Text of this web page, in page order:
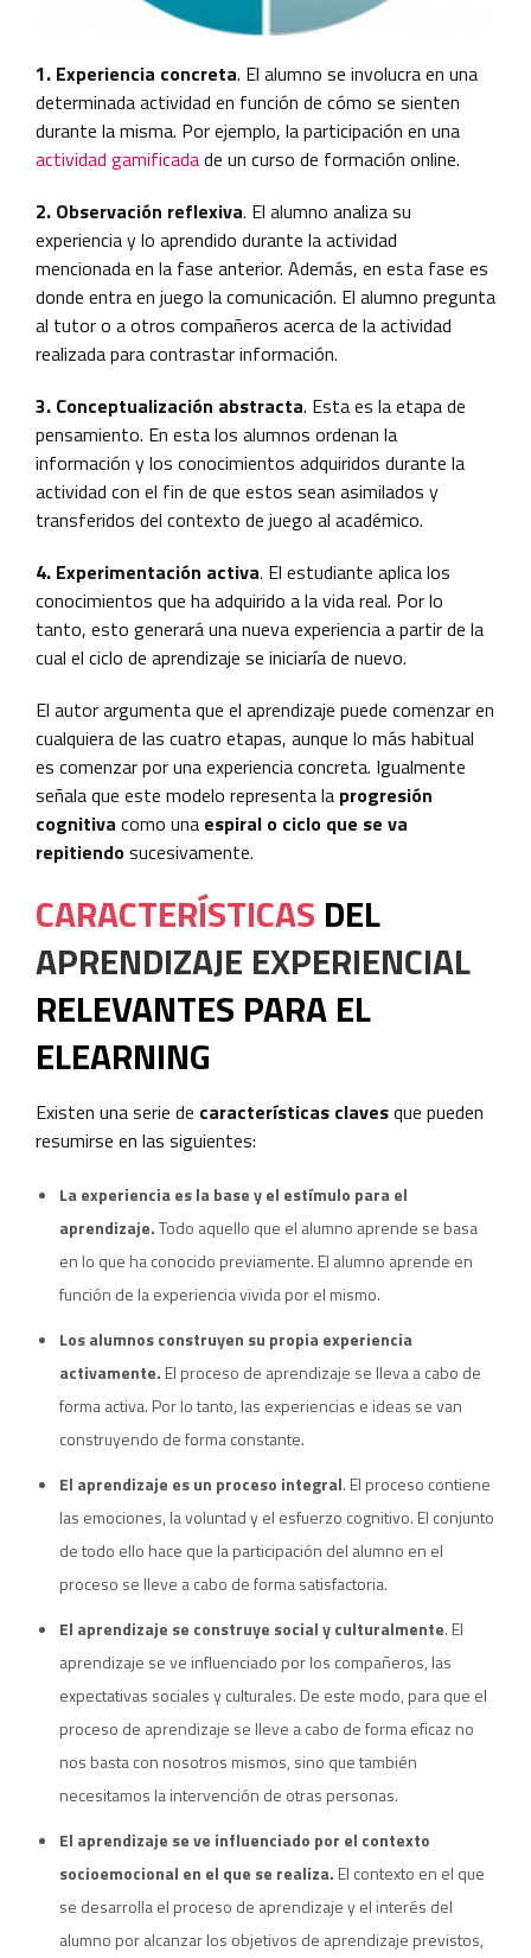
1. Experiencia concreta. El alumno se involucra en una
determinada actividad en función de cómo se sienten
durante la misma. Por ejemplo, la participación en una
actividad gamificadade un curso de formación online.
2. Observación reflexiva. El alumno analiza su
experiencia y lo aprendido durante la actividad
mencionada en la fase anterior. Además, en esta fase es
donde entra en juego la comunicación. El alumno pregunta
al tutor o a otros compañeros acerca de la actividad
realizada para contrastar información.
3. Conceptualización abstracta. Esta es la etapa de
pensamiento. En esta los alumnos ordenan la
información y los conocimientos adquiridos durante la
actividad con el fin de que estos sean asimilados y
transferidos del contexto de juego al académico.
4. Experimentación activa. El estudiante aplica los
conocimientos que ha adquirido a la vida real. Por lo
tanto, esto generará una nueva experiencia a partir de la
cual el ciclo de aprendizaje se iniciaría de nuevo.
El autor argumenta que el aprendizaje puede comenzar en
cualquiera de las cuatro etapas, aunque lo más habitual
es comenzar por una experiencia concreta. Igualmente
señala que este modelo representa la progresión
cognitiva como una espiral o ciclo que se va
repitiendosucesivamente.
CARACTERÍSTICAS DEL
APRENDIZAJE EXPERIENCIAL
RELEVANTES PARA EL
ELEARNING
Existen una serie de características clavesque pueden
resumirse en las siguientes:
La experiencia es la base y el estímulo para el
aprendizaje.Todo aquello que el alumno aprende se basa
en lo que ha conocido previamente. El alumno aprende en
función de la experiencia vivida por el mismo.
Los alumnos construyen su propia experiencia
activamente. El proceso de aprendizaje se lleva a cabo de
forma activa. Por lo tanto, las experiencias e ideas se van
construyendo de forma constante.
El aprendizaje es un proceso integral. El proceso contiene
las emociones, la voluntad y el esfuerzo cognitivo. El conjunto
de todo ello hace que la participación del alumno en el
proceso se lleve a cabo de forma satisfactoria.
El aprendizaje se construye social y culturalmente. El
aprendizaje se ve influenciado por los compañeros, las
expectativas sociales y culturales. De este modo, para que el
proceso de aprendizaje se lleve a cabo de forma eficaz no
nos basta con nosotros mismos, sino que también
necesitamos la intervención de otras personas.
El aprendizaje se ve influenciado por el contexto
socioemocional en el que se realiza. El contexto en el que
se desarrolla el proceso de aprendizaje y el interés del
alumno por alcanzar los objetivos de aprendizaje previstos,